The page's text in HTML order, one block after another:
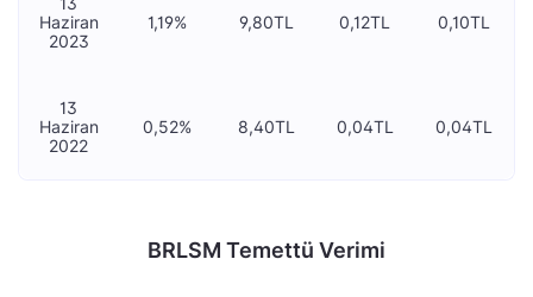
Haziran
2023
1,19% 9,80TL 0,12TL 0,10TL
13
Haziran
2022
0,52% 8,40TL 0,04TL 0,04TL
BRLSM Temettü Verimi